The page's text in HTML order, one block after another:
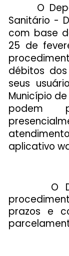
O
Sanitário -
com base
25 de
débitos
seus
Município
podem
aplicativo
O
prazos e